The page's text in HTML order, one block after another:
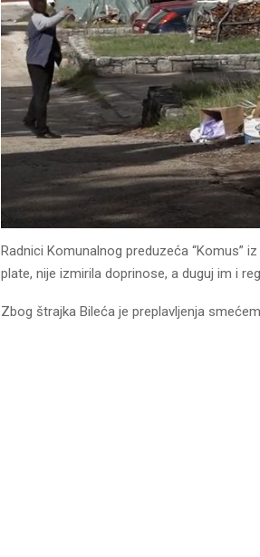
Radnici Komunalnog preduzeća “Komus”
plate, nije izmirila doprinose, a duguj im i
Zbog štrajka Bileća je preplavljenja smećem.